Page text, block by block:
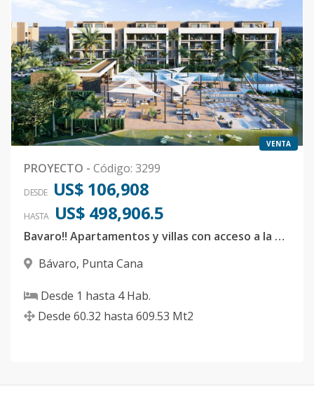
VENTA
PROYECTO - Código: 3299
DESDE US$ 106,908
HASTA US$ 498,906.5
Bavaro!! Apartamentos y villas con acceso a la playa
Bávaro, Punta Cana
Desde 1 hasta 4Hab.
Desde 60.32 hasta 609.53 Mt2